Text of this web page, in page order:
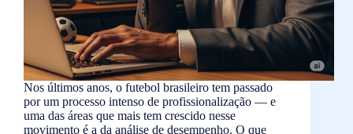
Nos últimos anos, o futebol brasileiro tem passado
por um processo intenso de profissionalização — e
uma das áreas que mais tem crescido nesse
movimento é a da análise de desempenho. O que